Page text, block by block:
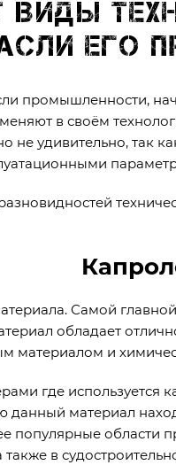
его
промышленности,
в своём
не удивительно, так
Самой
обладает
материалом и
где используется
данный материал
популярные области
в